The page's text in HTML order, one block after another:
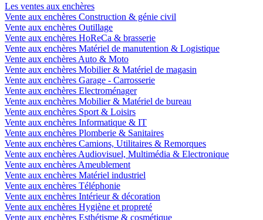
Les ventes aux enchères
Vente aux enchères Construction & génie civil
Vente aux enchères Outillage
Vente aux enchères HoReCa & brasserie
Vente aux enchères Matériel de manutention & Logistique
Vente aux enchères Auto & Moto
Vente aux enchères Mobilier & Matériel de magasin
Vente aux enchères Garage - Carrosserie
Vente aux enchères Electroménager
Vente aux enchères Mobilier & Matériel de bureau
Vente aux enchères Sport & Loisirs
Vente aux enchères Informatique & IT
Vente aux enchères Plomberie & Sanitaires
Vente aux enchères Camions, Utilitaires & Remorques
Vente aux enchères Audiovisuel, Multimédia & Electronique
Vente aux enchères Ameublement
Vente aux enchères Matériel industriel
Vente aux enchères Téléphonie
Vente aux enchères Intérieur & décoration
Vente aux enchères Hygiène et propreté
Vente aux enchères Esthétisme & cosmétique